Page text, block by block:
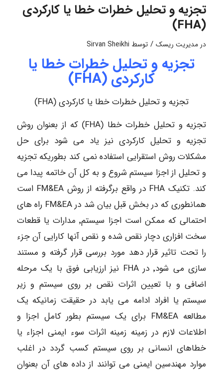
تجزیه و تحلیل خطرات خطا یا کارکردی
(FHA)
درمدیریت ریسک / توسط Sirvan Sheikhi
تجزیه و تحلیل خطرات خطا یا
کارکردی (FHA)
تجزیه و تحلیل خطرات خطا یا کارکردی (FHA)
تجزیه و تحلیل خطرات خطا (FHA) که از بعنوان روش
تجزیه و تحلیل کارکردی نیز یاد می شود برای حل
مشکلات روش استقرایی استفاده نمی کند بطوریکه تجزیه
و تحلیل از اجزا سیستم شروع و به کل آن خاتمه پیدا می
کند. تکنیک FHA در واقع برگرفته از روش FM&EA است
همانطوری که در بخش قبل بیان شد در FM&EA راه های
احتمالی که ممکن است اجزا سیستم٬ مدارات یا قطعات
سخت افزاری دچار نقص شده و نقص آنها کارایی آن جزء
را تحت تاثیر قرار دهد مورد بررسی قرار گرفته و مستند
سازی می شود٬ در FHA نیز ارزیابی فوق با یک مرحله
اضافی و با تعیین اثرات نقص بر روی سیستم و زیر
سیستم یا افراد ادامه می یابد در حقیقت زمانیکه یک
مطالعه FM&EA برای یک سیستم بطور کامل اجزا و
اطلاعات لازم در زمینه زمینه اثرات سوء ایمنی اجزاء یا
خطاهای انسانی بر روی سیستم کسب گردد در اغلب
موارد مهندسین ایمنی می توانند از داده های آن بعنوان